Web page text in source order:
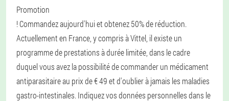
Promotion
! Commandez aujourd'hui et obtenez 50% de réduction.
Actuellement en France, y compris à Vittel, il existe un
programme de prestations à durée limitée, dans le cadre
duquel vous avez la possibilité de commander un médicament
antiparasitaire au prix de € 49 et d'oublier à jamais les maladies
gastro-intestinales. Indiquez vos données personnelles dans le